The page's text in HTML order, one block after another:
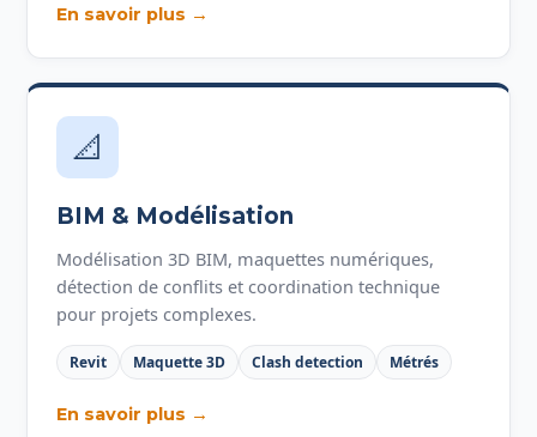
En savoir plus →
📐
BIM & Modélisation
Modélisation 3D BIM, maquettes numériques,
détection de conflits et coordination technique
pour projets complexes.
Revit Maquette 3D Clash detection Métrés
En savoir plus →